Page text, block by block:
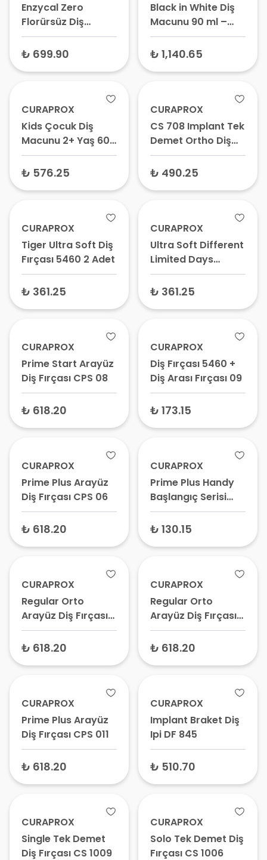
Enzycal Zero
Florürsüz Diş
Macunu 75 gr –
SLS’siz, Enzimli, Aft
₺ 699.90
Black in White Diş
Macunu 90 ml –
Aktif Karbonlu
Beyazlatıcı, Siyah
₺ 1,140.65
CURAPROX
Kids Çocuk Diş
Macunu 2+ Yaş 60
ml – Florürsüz,
Yutulabilir Süt Dişi
₺ 576.25
CURAPROX
CS 708 Implant Tek
Demet Ortho Diş
Fırçası Tekli -
Arayüz Fırçası, Diş
₺ 490.25
CURAPROX
Tiger Ultra Soft Diş
Fırçası 5460 2 Adet
₺ 361.25
CURAPROX
Ultra Soft Different
Limited Days
Ekstra Yumuşak Diş
Fırçası 5460 2 Adet
₺ 361.25
CURAPROX
Prime Start Arayüz
Diş Fırçası CPS 08
₺ 618.20
CURAPROX
Diş Fırçası 5460 +
Diş Arası Fırçası 09
₺ 173.15
CURAPROX
Prime Plus Arayüz
Diş Fırçası CPS 06
₺ 618.20
CURAPROX
Prime Plus Handy
Başlangıç Serisi
Arayüz Diş Fırçası
CPS 06-011
₺ 130.15
CURAPROX
Regular Orto
Arayüz Diş Fırçası
CPS 14
₺ 618.20
CURAPROX
Regular Orto
Arayüz Diş Fırçası
CPS 14Z
₺ 618.20
CURAPROX
Prime Plus Arayüz
Diş Fırçası CPS 011
₺ 618.20
CURAPROX
Implant Braket Diş
Ipi DF 845
₺ 510.70
CURAPROX
Single Tek Demet
Diş Fırçası CS 1009
CURAPROX
Solo Tek Demet Diş
Fırçası CS 1006